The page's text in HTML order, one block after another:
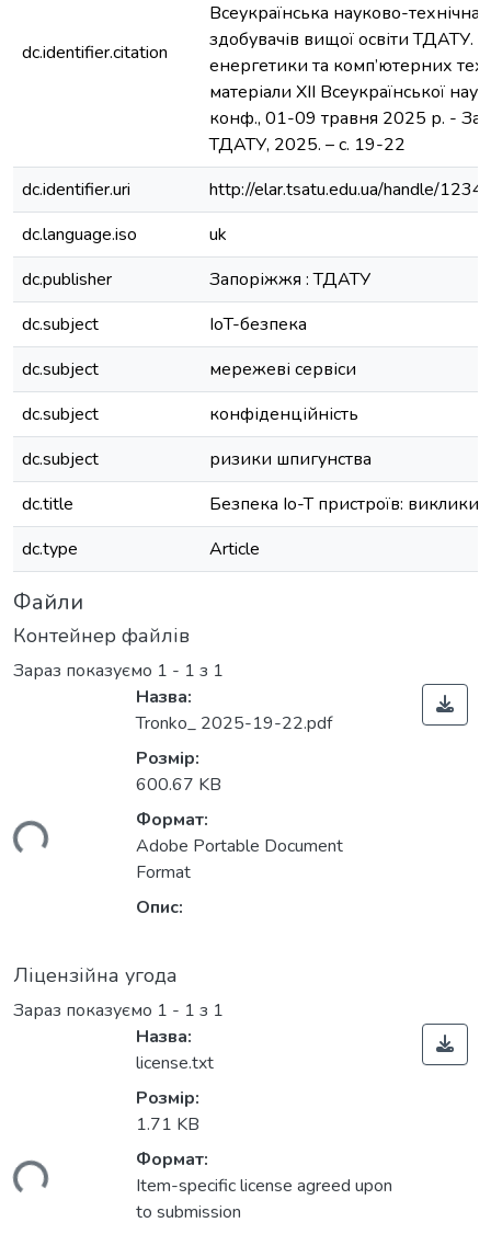
dc.identifier.citation
Всеукраїнська науково-
здобувачів вищої освіти ТДАТУ.
енергетики та комп’ютерних
матеріали ХІІ Всеукраїнської
конф., 01-09 травня 2025 р. -
ТДАТУ, 2025. – с. 19-22
dc.identifier.uri
http://elar.tsatu.edu.ua/handle/
dc.language.iso
uk
dc.publisher
Запоріжжя : ТДАТУ
dc.subject
IoT-безпека
dc.subject
мережеві сервіси
dc.subject
конфіденційність
dc.subject
ризики шпигунства
dc.title
Безпека Io-T пристроїв: виклики
dc.type
Article
Файли
Контейнер файлів
Зараз показуємо 1 - 1 з 1
Назва:
Tronko_ 2025-19-22.pdf
Розмір:
600.67 KB
Формат:
Adobe Portable Document
Format
Опис:
Ліцензійна угода
Зараз показуємо 1 - 1 з 1
Назва:
license.txt
Розмір:
1.71 KB
Формат:
Item-specific license agreed upon
to submission